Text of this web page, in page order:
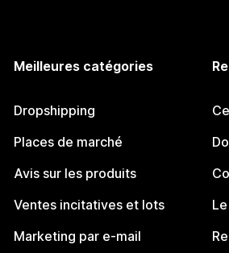
Meilleures catégories
Dropshipping
Places de marché
Avis sur les produits
Ventes incitatives et lots
Marketing par e-mail